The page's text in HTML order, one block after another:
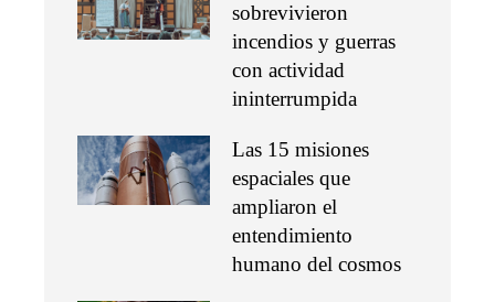
sobrevivieron
incendios y guerras
con actividad
ininterrumpida
Las 15 misiones
espaciales que
ampliaron el
entendimiento
humano del cosmos